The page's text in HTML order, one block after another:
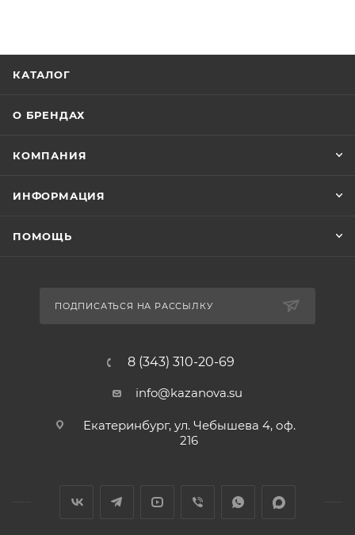
КАТАЛОГ
О БРЕНДАХ
КОМПАНИЯ
ИНФОРМАЦИЯ
ПОМОЩЬ
ПОДПИСАТЬСЯ НА РАССЫЛКУ
8 (343) 310-20-69
info@kazanova.su
Екатеринбург, ул. Чебышева 4, оф.
216